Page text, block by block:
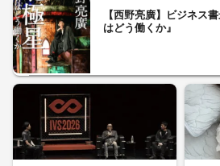
【西野亮廣】ビジネス
はどう働くか』